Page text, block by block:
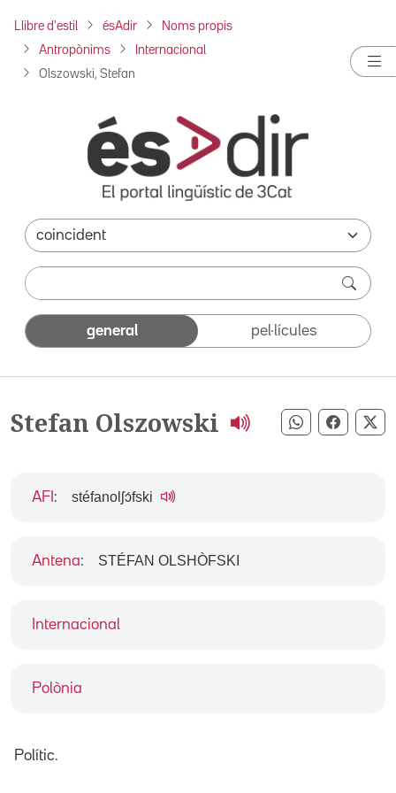
Llibre d'estil ésAdir Noms propis
Antropònims Internacional
Olszowski, Stefan
general pel·lícules
Stefan Olszowski Compartir
Internacional
Polònia
AFI : stéfanolʃɔ́fski
Antena: STÉFAN OLSHÒFSKI
Polític.